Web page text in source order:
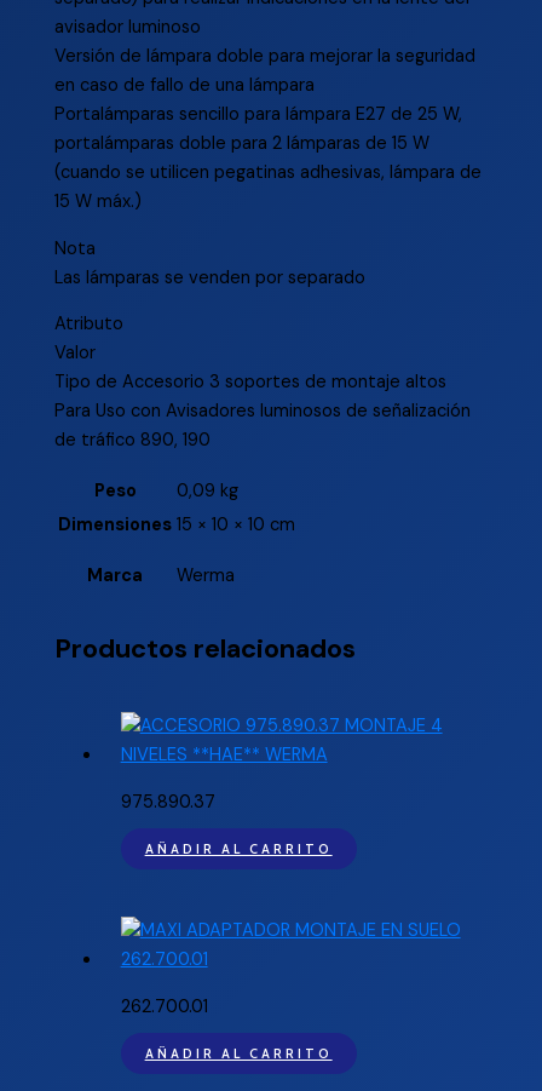
avisador luminoso
Versión de lámpara doble para mejorar la seguridad
en caso de fallo de una lámpara
Portalámparas sencillo para lámpara E27 de 25 W,
portalámparas doble para 2 lámparas de 15 W
(cuando se utilicen pegatinas adhesivas, lámpara de
15 W máx.)
Nota
Las lámparas se venden por separado
Atributo
Valor
Tipo de Accesorio 3 soportes de montaje altos
Para Uso con Avisadores luminosos de señalización
de tráfico 890, 190
Peso
0,09 kg
Dimensiones 15 × 10 × 10 cm
Marca Werma
Productos relacionados
975.890.37
AÑADIR AL CARRITO
262.700.01
AÑADIR AL CARRITO